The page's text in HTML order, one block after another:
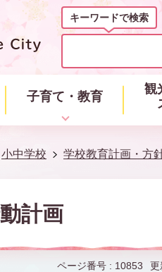
キーワードで検索
キ
ワ
ド
で
検
子育て・教育
観
小中学校 学校教育計画・方
計画
ページ番号 : 10853 更